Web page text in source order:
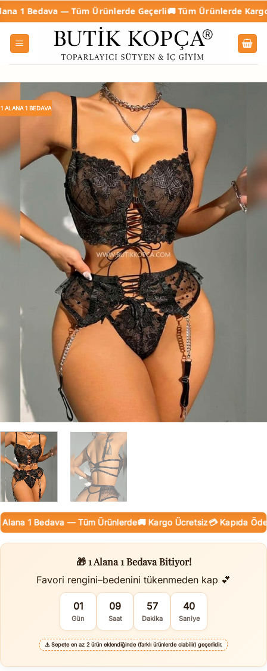
İçeriğe
atla
— Tüm Ürünlerde Geçerli🚚 Tüm Ürünlerde Kargo
1 ALANA 1 BEDAVA
1 Bedava — Tüm Ürünlerde🚚 Kargo Ücretsiz💳 Kapıda
🎁 1 Alana 1 Bedava Bitiyor!
Favori rengini–bedenini tükenmeden kap 💕
01
Gün
09
Saat
57
Dakika
39
Saniye
⚠️ Sepete en az 2 ürün eklendiğinde (farklı ürünlerde olabilir) geçerlidir.